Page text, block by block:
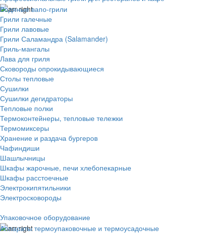
Водяные вапо-грили
Грили галечные
Грили лавовые
Грили Саламандра (Salamander)
Гриль-мангалы
Лава для гриля
Сковороды опрокидывающиеся
Столы тепловые
Сушилки
Сушилки дегидраторы
Тепловые полки
Термоконтейнеры, тепловые тележки
Термомиксеры
Хранение и раздача бургеров
Чафиндиши
Шашлычницы
Шкафы жарочные, печи хлебопекарные
Шкафы расстоечные
Электрокипятильники
Электросковороды
Упаковочное оборудование
Аппараты термоупаковочные и термоусадочные